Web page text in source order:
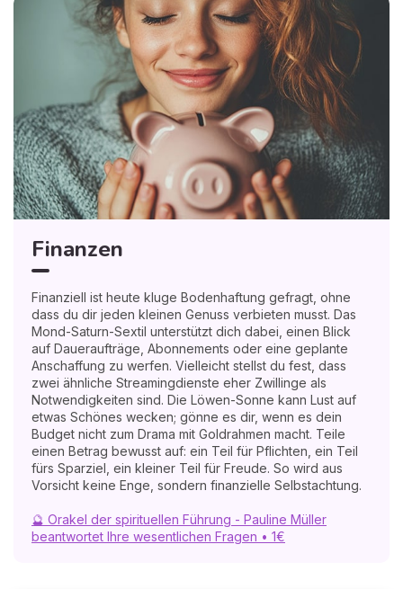
Finanzen
Finanziell ist heute kluge Bodenhaftung gefragt, ohne
dass du dir jeden kleinen Genuss verbieten musst. Das
Mond-Saturn-Sextil unterstützt dich dabei, einen Blick
auf Daueraufträge, Abonnements oder eine geplante
Anschaffung zu werfen. Vielleicht stellst du fest, dass
zwei ähnliche Streamingdienste eher Zwillinge als
Notwendigkeiten sind. Die Löwen-Sonne kann Lust auf
etwas Schönes wecken; gönne es dir, wenn es dein
Budget nicht zum Drama mit Goldrahmen macht. Teile
einen Betrag bewusst auf: ein Teil für Pflichten, ein Teil
fürs Sparziel, ein kleiner Teil für Freude. So wird aus
Vorsicht keine Enge, sondern finanzielle Selbstachtung.
🔮 Orakel der spirituellen Führung - Pauline Müller
beantwortet Ihre wesentlichen Fragen • 1€